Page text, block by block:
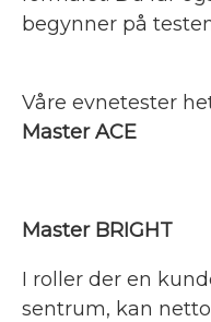
begynner på
Våre evnetester
Master ACE
Master BRIGHT
I roller der en
sentrum, kan